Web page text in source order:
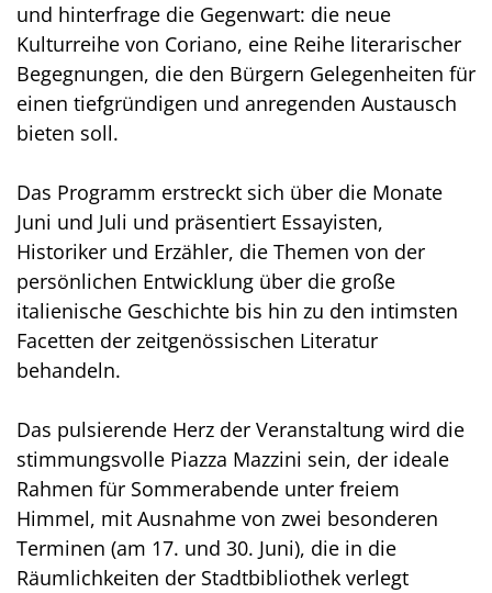
und hinterfrage die Gegenwart: die neue
Kulturreihe von Coriano, eine Reihe literarischer
Begegnungen, die den Bürgern Gelegenheiten für
einen tiefgründigen und anregenden Austausch
bieten soll.
Das Programm erstreckt sich über die Monate
Juni und Juli und präsentiert Essayisten,
Historiker und Erzähler, die Themen von der
persönlichen Entwicklung über die große
italienische Geschichte bis hin zu den intimsten
Facetten der zeitgenössischen Literatur
behandeln.
Das pulsierende Herz der Veranstaltung wird die
stimmungsvolle Piazza Mazzini sein, der ideale
Rahmen für Sommerabende unter freiem
Himmel, mit Ausnahme von zwei besonderen
Terminen (am 17. und 30. Juni), die in die
Räumlichkeiten der Stadtbibliothek verlegt